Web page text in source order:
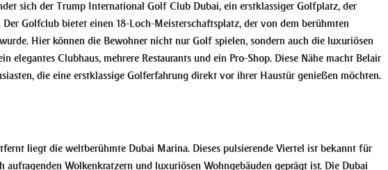
sich der Trump International Golf Club Dubai, ein erstklassiger Golfplatz, der
Golfclub bietet einen 18-Loch-Meisterschaftsplatz, der von dem berühmten
Hier können die Bewohner nicht nur Golf spielen, sondern auch die luxuriösen
elegantes Clubhaus, mehrere Restaurants und ein Pro-Shop. Diese Nähe macht Belair
die eine erstklassige Golferfahrung direkt vor ihrer Haustür genießen möchten.
liegt die weltberühmte Dubai Marina. Dieses pulsierende Viertel ist bekannt für
aufragenden Wolkenkratzern und luxuriösen Wohngebäuden geprägt ist. Die Dubai